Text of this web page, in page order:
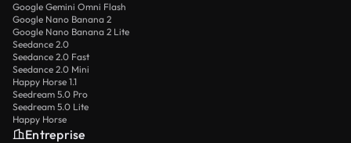
Google Gemini Omni Flash
Google Nano Banana 2
Google Nano Banana 2 Lite
Seedance 2.0
Seedance 2.0 Fast
Seedance 2.0 Mini
Happy Horse 1.1
Seedream 5.0 Pro
Seedream 5.0 Lite
Happy Horse
Entreprise